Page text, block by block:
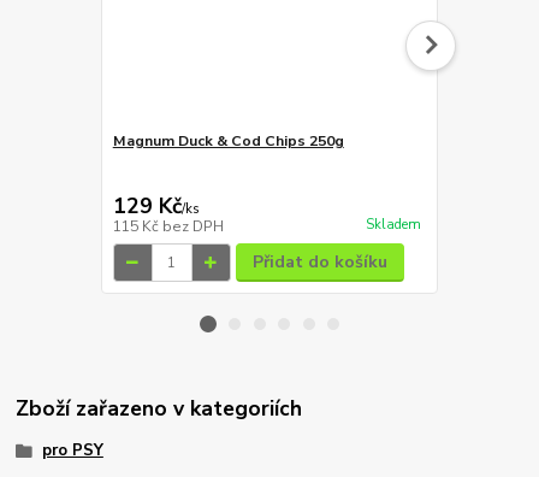
Magnum Duck & Cod Chips 250g
129 Kč/ks
115 Kč bez DPH Skladem
Přidat do košíku
Zboží zařazeno v kategoriích
pro PSY